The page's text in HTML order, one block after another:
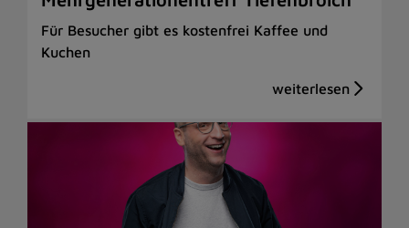
Für Besucher gibt es kostenfrei Kaffee und
Kuchen